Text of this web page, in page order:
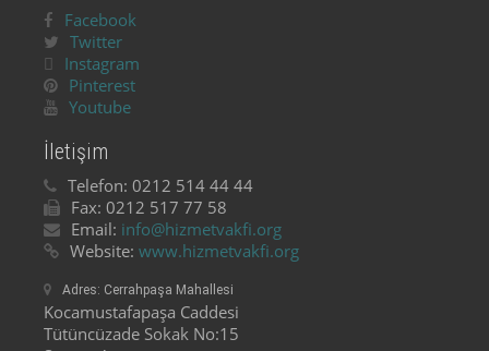
Facebook
Twitter
Instagram
Pinterest
Youtube
İletişim
Telefon: 0212 514 44 44
Fax: 0212 517 77 58
Email: info@hizmetvakfi.org
Website: www.hizmetvakfi.org
Adres: Cerrahpaşa Mahallesi
Kocamustafapaşa Caddesi
Tütüncüzade Sokak No:15